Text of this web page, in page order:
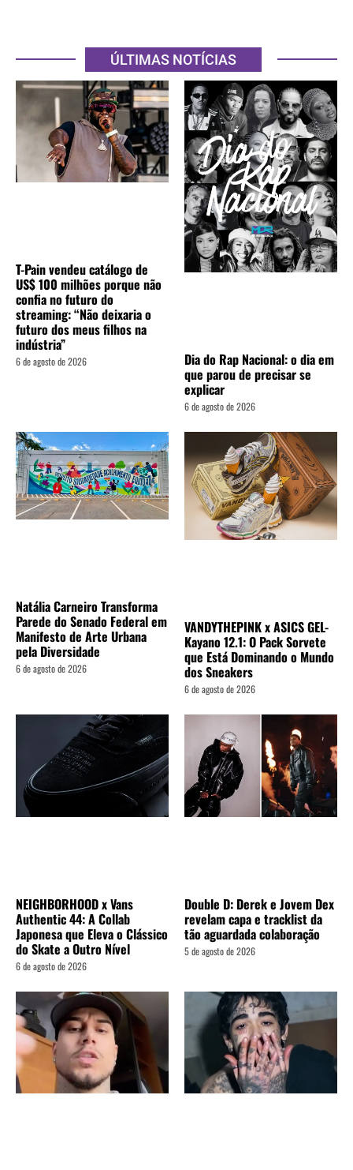
ÚLTIMAS NOTÍCIAS
T-Pain vendeu catálogo de
US$ 100 milhões porque não
confia no futuro do
streaming: “Não deixaria o
futuro dos meus filhos na
indústria”
6 de agosto de 2026 Dia do Rap Nacional: o dia em
que parou de precisar se
explicar
6 de agosto de 2026
Natália Carneiro Transforma
Parede do Senado Federal em
Manifesto de Arte Urbana
pela Diversidade
6 de agosto de 2026
VANDYTHEPINK x ASICS GEL-
Kayano 12.1: O Pack Sorvete
que Está Dominando o Mundo
dos Sneakers
6 de agosto de 2026
NEIGHBORHOOD x Vans
Authentic 44: A Collab
Japonesa que Eleva o Clássico
do Skate a Outro Nível
6 de agosto de 2026
Double D: Derek e Jovem Dex
revelam capa e tracklist da
tão aguardada colaboração
5 de agosto de 2026